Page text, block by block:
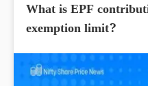
What is EPF
exemption limit?